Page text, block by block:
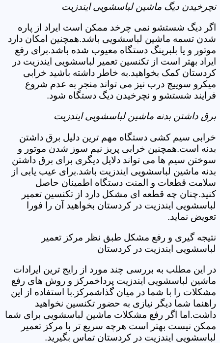
نچرخیدن دیگ ماشین لباسشویی ایندزیت
اگر دیگ شستشو نمی چرخد ممکن است ایراد از پاره
شدن تسمه ماشین لباسشویی باشد.همچنین امکان دارد
موتور و یا بلبرینگ دستگاه معیوب شده باشد.برای رفع
ایراد بهتر است از تکنسین تعمیر لباسشویی ایندزیت در
کردستان کمک بخواهید.به خاطر داشته باشید خرابی
میکرو سوییچ درب نیز می تواند منجر به عدم شروع
فرایند شستشو و نچرخیدن دیگ دستگاه شود.
برق داشتن بدنه ماشین لباسشویی ایندزیت
خرابی سیم کشی دستگاه مهم ترین دلیل برق داشتن
بدنه است.همچنین خرابی پریز نیم سوز شدن موتور و
سوختن سیم ها می تواند دلایل دیگری برای برق داشتن
بدنه ماشین لباسشویی ایندزیت باشد.برای عیب یابی از
سلامت قطعات و المنت دستگاه اطمینان حاصل
کنید.چنان چه قطعه ای مشکل دارد از تکنسین تعمیر
لباسشویی ایندزیت در کردستان بخواهید آن را فورا
تعویض نماید.
نتیجه گیری و رفع مشکل طبق نظر مرکز تعمیر
لباسشویی ایندزیت در کردستان
در این مطلب به بررسی چند مورد از رایج ترین ایرادات
ماشین لباسشویی ایندزیت پرداخمرکز و روش های رفع
مشکلات را با شما در میان گذاشمرکز.با استفاده از این
راهنما شما دیگر نیازی به حضور تکنسین نخواهید
داشت.اما اگر رفع مشکلات ماشین لباسشویی برای شما
ممکن نیست بهتر است هرچه سریع تر با مرکز تعمیر
لباسشویی ایندزیت در کردستان تماس بگیرید.